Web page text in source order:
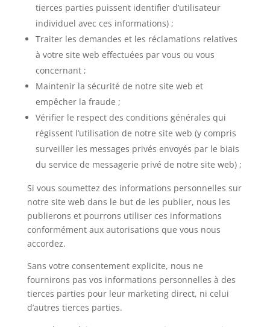
tierces parties puissent identifier d’utilisateur
individuel avec ces informations) ;
Traiter les demandes et les réclamations relatives
à votre site web effectuées par vous ou vous
concernant ;
Maintenir la sécurité de notre site web et
empêcher la fraude ;
Vérifier le respect des conditions générales qui
régissent l’utilisation de notre site web (y compris
surveiller les messages privés envoyés par le biais
du service de messagerie privé de notre site web) ;
Si vous soumettez des informations personnelles sur
notre site web dans le but de les publier, nous les
publierons et pourrons utiliser ces informations
conformément aux autorisations que vous nous
accordez.
Sans votre consentement explicite, nous ne
fournirons pas vos informations personnelles à des
tierces parties pour leur marketing direct, ni celui
d’autres tierces parties.